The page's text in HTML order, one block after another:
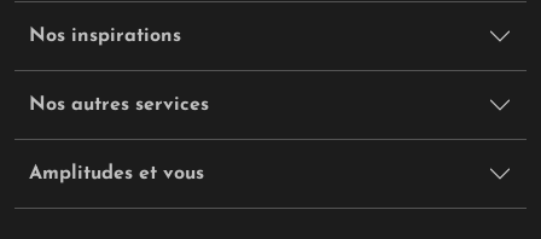
Nos inspirations
Nos autres services
Amplitudes et vous